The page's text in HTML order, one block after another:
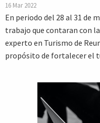
16 Mar 2022
En periodo del 28 al 31 de
trabajo que contaran con
experto en Turismo de
propósito de fortalecer el